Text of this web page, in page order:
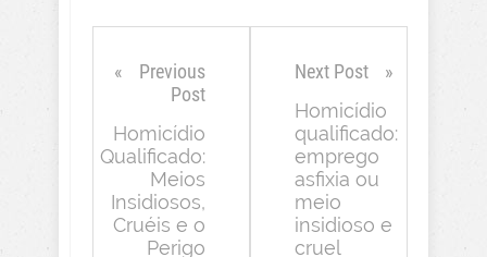
Previous
Post
Homicídio
Qualificado:
Meios
Insidiosos,
Cruéis e o
Perigo
Next Post
Homicídio
qualificado:
emprego
asfixia ou
meio
insidioso e
cruel